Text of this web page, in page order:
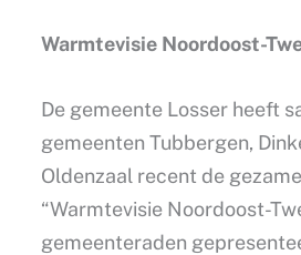
Warmtevisie Noordoost-
De gemeente Losser heeft
gemeenten Tubbergen,
Oldenzaal recent de
“Warmtevisie Noordoost-
gemeenteraden